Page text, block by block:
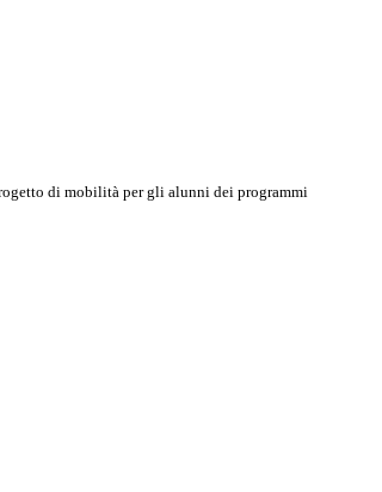
di mobilità per gli alunni dei programmi